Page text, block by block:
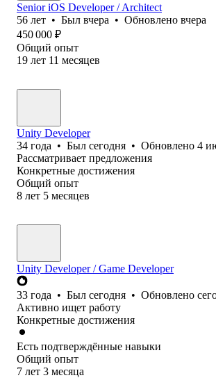
Senior iOS Developer / Architect
56 лет • Был вчера • Обновлено вчера
450 000 ₽
Общий опыт
19 лет 11 месяцев
Unity Developer
34 года • Был сегодня • Обновлено 4
Рассматривает предложения
Конкретные достижения
Общий опыт
8 лет 5 месяцев
Unity Developer / Game Developer
33 года • Был сегодня • Обновлено
Активно ищет работу
Конкретные достижения
Есть подтверждённые навыки
Общий опыт
7 лет 3 месяца